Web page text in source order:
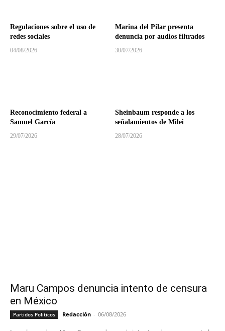
Regulaciones sobre el uso de
redes sociales
04/08/2026
Marina del Pilar presenta
denuncia por audios filtrados
30/07/2026
Reconocimiento federal a
Samuel García
29/07/2026
Sheinbaum responde a los
señalamientos de Milei
28/07/2026
Maru Campos denuncia intento de censura
en México
Partidos Politicos Redacción - 06/08/2026